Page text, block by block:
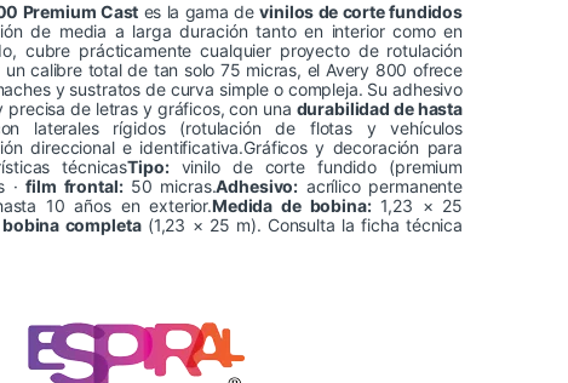
Premium Cast es la gama devinilos de corte fundidos
de media a larga duración tanto en interior como en
cubre prácticamente cualquier proyecto de rotulación
calibre total de tan solo 75 micras, el Avery 800 ofrece
y sustratos de curva simple o compleja. Su adhesivo
de letras y gráficos, con una durabilidad de hasta
laterales rígidos (rotulación de flotas y vehículos
direccional e identificativa.Gráficos y decoración para
técnicasTipo:vinilo de corte fundido (premium
·film frontal:50 micras.Adhesivo: acrílico permanente
10 años en exterior.Medida de bobina:1,23 × 25
bobina completa(1,23 × 25 m). Consulta la ficha técnica